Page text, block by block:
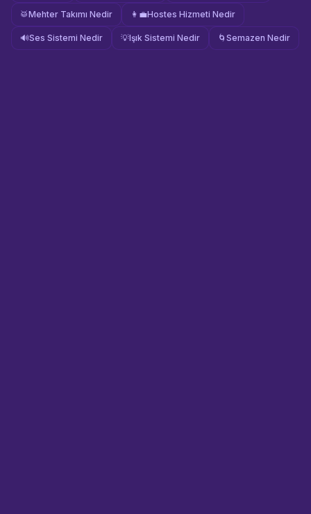
🥁Mehter Takımı Nedir 👩‍💼Hostes Hizmeti Nedir
🔊Ses Sistemi Nedir 💡Işık Sistemi Nedir 🌀 Semazen Nedir